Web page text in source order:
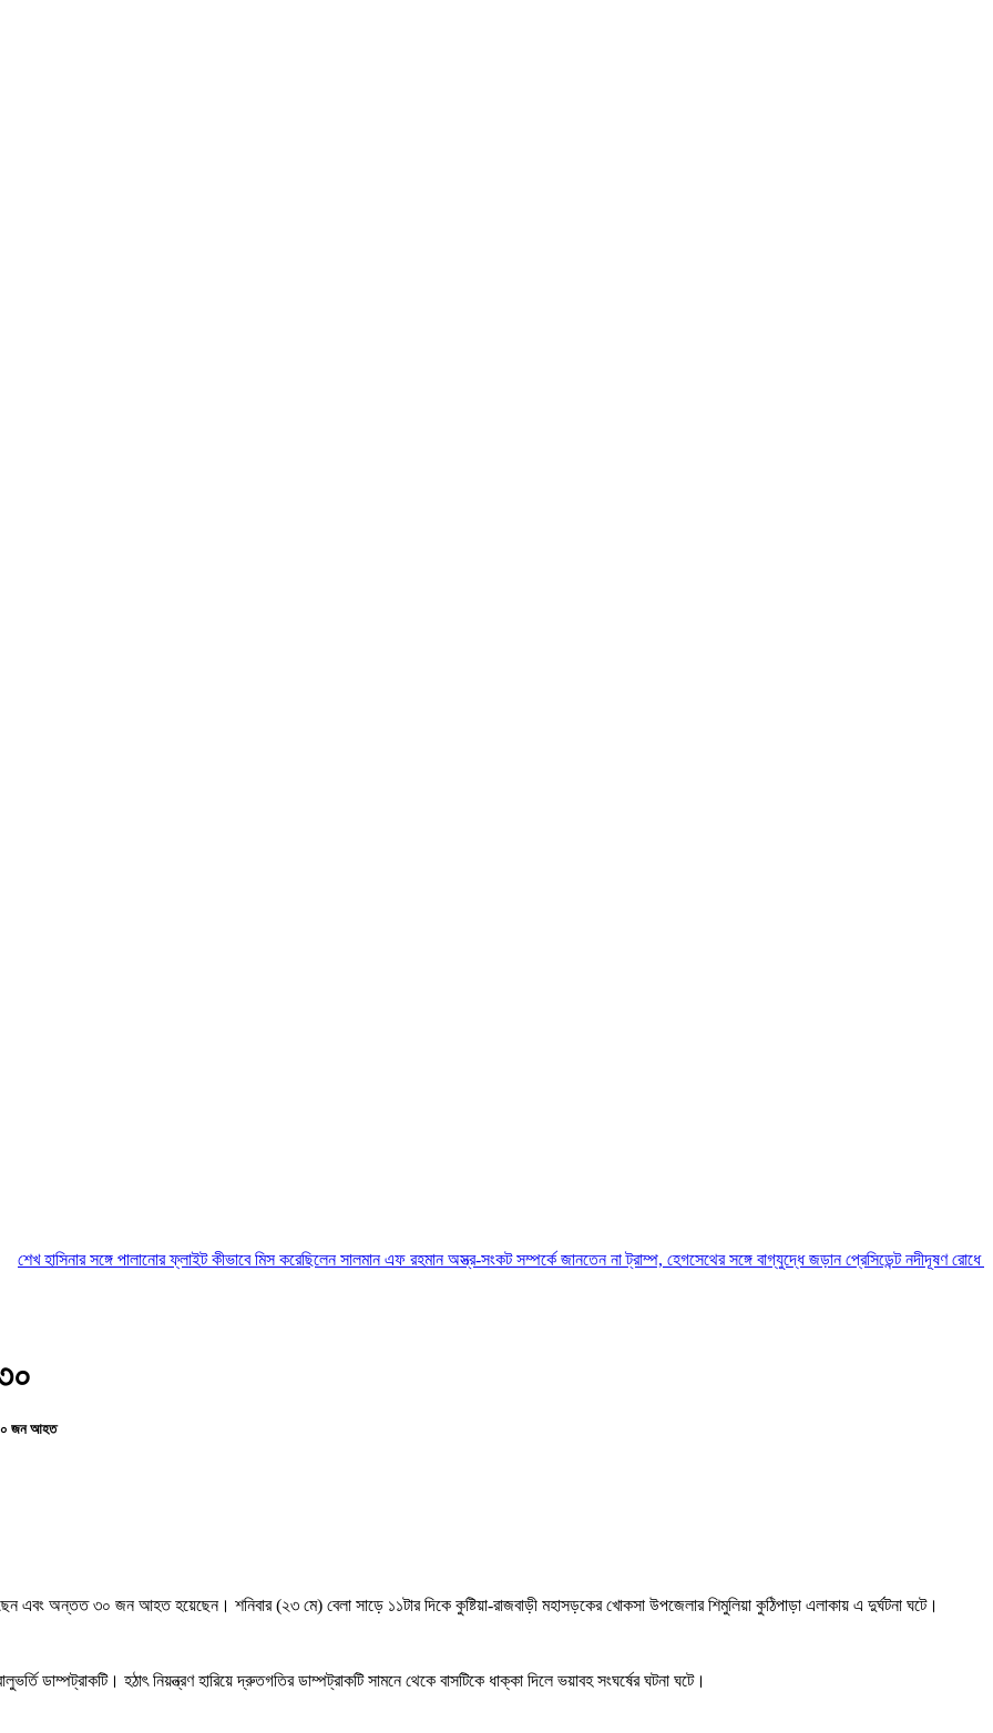
সঙ্গে পালানোর ফ্লাইট কীভাবে মিস করেছিলেন সালমান এফ রহমানঅস্ত্র-সংকট সম্পর্কে জানতেন না ট্রাম্প, হেগসেথের সঙ্গে বাগ্‌যুদ্ধে জড়ান প্রেসিডেন্টনদীদূষণ রোধে সমন্বিত
৩০ জন আহত
এবং অন্তত ৩০ জন আহত হয়েছেন। শনিবার (২৩ মে) বেলা সাড়ে ১১টার দিকে কুষ্টিয়া-রাজবাড়ী মহাসড়কের খোকসা উপজেলার শিমুলিয়া কুঠিপাড়া এলাকায় এ দুর্ঘটনা ঘটে।
ডাম্পট্রাকটি। হঠাৎ নিয়ন্ত্রণ হারিয়ে দ্রুতগতির ডাম্পট্রাকটি সামনে থেকে বাসটিকে ধাক্কা দিলে ভয়াবহ সংঘর্ষের ঘটনা ঘটে।